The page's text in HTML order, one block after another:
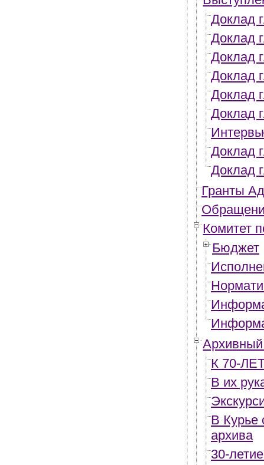
Доклад
Доклад
Доклад
Доклад
Доклад
Доклад
Доклад
Доклад
Гранты
Комитет
Бюджет
К 70-
В их
В Курье
архива
30-